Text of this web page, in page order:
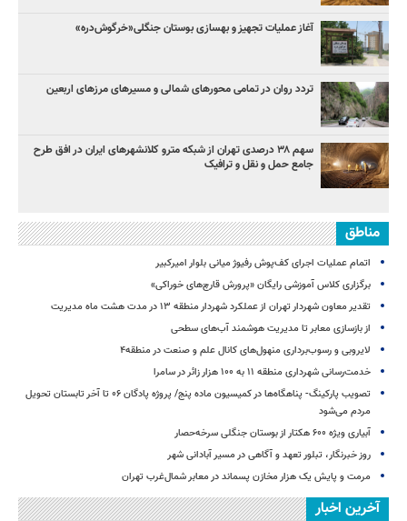
آغاز عملیات تجهیز و بهسازی بوستان جنگلی«خرگوش‌دره»
تردد روان در تمامی محورهای شمالی و مسیرهای مرزهای اربعین
سهم ۳۸ درصدی تهران از شبکه مترو کلانشهرهای ایران در افق طرح
جامع حمل و نقل و ترافیک
مناطق
اتمام عملیات اجرای کف‌پوش رفیوژ میانی بلوار امیرکبیر
برگزاری کلاس آموزشی رایگان «پرورش قارچ‌های خوراکی»
تقدیر معاون شهردار تهران از عملکرد شهردار منطقه ۱۳ در مدت هشت ماه مدیریت
از بازسازی معابر تا مدیریت هوشمند آب‌های سطحی
لایروبی و رسوب‌برداری منهول‌های کانال علم و صنعت در منطقه۴
خدمت‌رسانی شهرداری منطقه ۱۱ به ۱۰۰ هزار زائر در سامرا
تصویب پارکینگ- پناهگاه‌ها در کمیسیون ماده پنج/ پروژه پادگان ۰۶ تا آخر تابستان تحویل
مردم می‌شود
آبیاری ویژه ۶۰۰ هکتار از بوستان جنگلی سرخه‌حصار
روز خبرنگار، تبلور تعهد و آگاهی در مسیر آبادانی شهر
مرمت و پایش یک هزار مخازن پسماند در معابر شمال‌غرب تهران
آخرین اخبار